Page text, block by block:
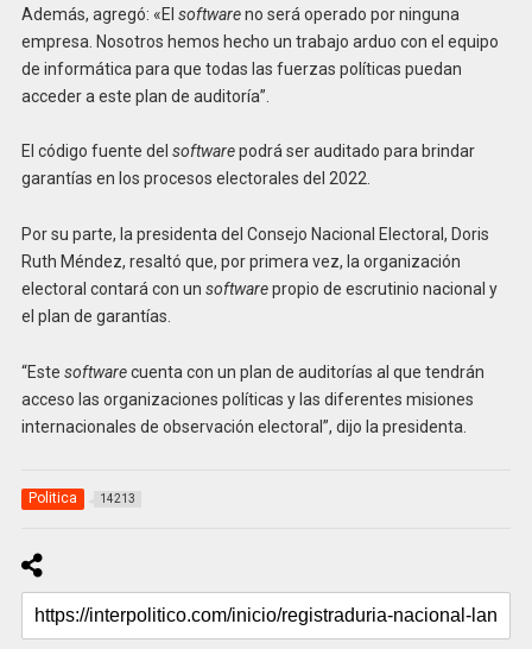
Además, agregó: «El softwareno será operado por ninguna
empresa. Nosotros hemos hecho un trabajo arduo con el equipo
de informática para que todas las fuerzas políticas puedan
acceder a este plan de auditoría”.
El código fuente del softwarepodrá ser auditado para brindar
garantías en los procesos electorales del 2022.
Por su parte, la presidenta del Consejo Nacional Electoral, Doris
Ruth Méndez, resaltó que, por primera vez, la organización
electoral contará con un softwarepropio de escrutinio nacional y
el plan de garantías.
“Este softwarecuenta con un plan de auditorías al que tendrán
acceso las organizaciones políticas y las diferentes misiones
internacionales de observación electoral”, dijo la presidenta.
Politica 14213